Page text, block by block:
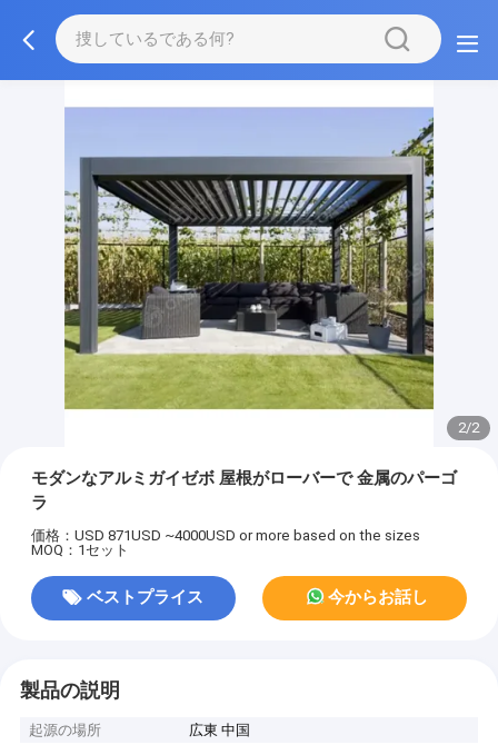
2/2
モダンなアルミガイゼボ 屋根がローバーで 金属のパーゴ
ラ
価格：USD 871USD ~4000USD or more based on the sizes
MOQ：1セット
ベストプライス 今からお話し
製品の説明
起源の場所
広東 中国